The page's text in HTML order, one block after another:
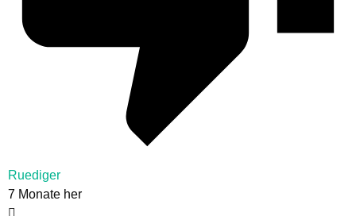
Ruediger
7 Monate her